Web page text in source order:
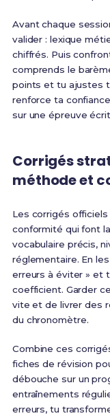
Avant chaque
valider : lexique
chiffrés. Puis
comprends le
points et tu ajustes
renforce ta
sur une épreuve
Corrigés
méthode et
Les corrigés
conformité qui font
vocabulaire précis,
réglementaire. En
erreurs à éviter » et
coefficient. Garder
vite et de livrer des
du chronomètre.
Combine ces
fiches de révision
débouche sur un
entraînements
erreurs, tu